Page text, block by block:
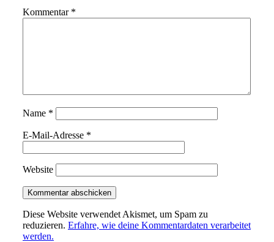
Kommentar *
Name *
E-Mail-Adresse *
Website
Diese Website verwendet Akismet, um Spam zu
reduzieren. Erfahre, wie deine Kommentardaten verarbeitet
werden.